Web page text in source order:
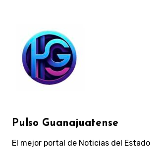
contenido
Pulso Guanajuatense
El mejor portal de Noticias del Estado